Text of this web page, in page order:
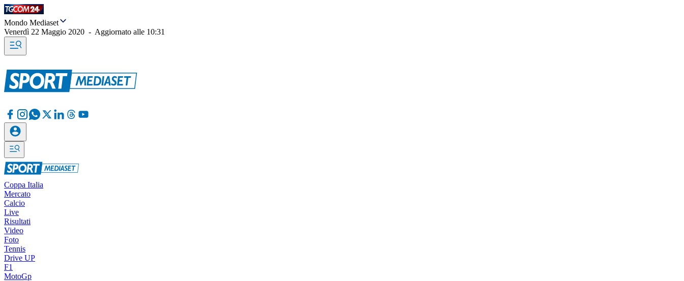
Mondo Mediaset
Venerdì 22 Maggio 2020 - Aggiornato alle 10:31
Coppa Italia
Mercato
Calcio
Live
Risultati
Video
Foto
Tennis
Drive UP
F1
MotoGp